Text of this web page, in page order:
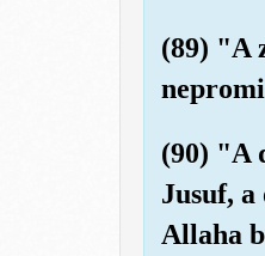
(89) "A
(90) "A
Jusuf,
Allaha